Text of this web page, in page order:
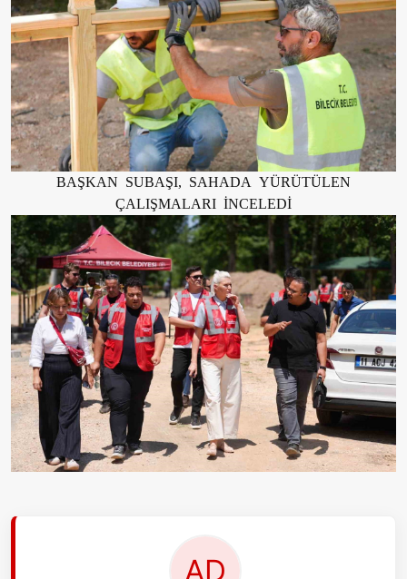
BAŞKAN SUBAŞI, SAHADA YÜRÜTÜLEN
ÇALIŞMALARI İNCELEDİ